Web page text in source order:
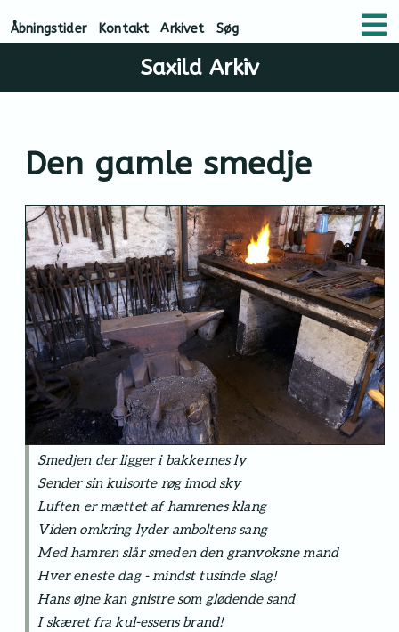
Åbningstider Kontakt Arkivet Søg
Saxild Arkiv
Den gamle smedje
Smedjen der ligger i bakkernes ly
Sender sin kulsorte røg imod sky
Luften er mættet af hamrenes klang
Viden omkring lyder amboltens sang
Med hamren slår smeden den granvoksne mand
Hver eneste dag - mindst tusinde slag!
Hans øjne kan gnistre som glødende sand
I skæret fra kul-essens brand!